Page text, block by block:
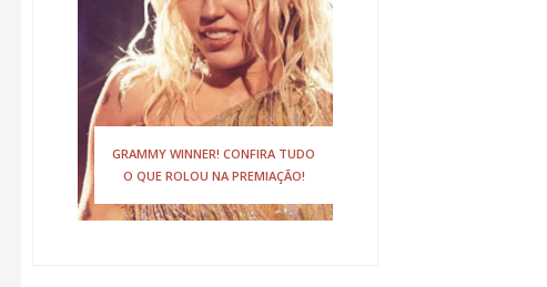
GRAMMY WINNER! CONFIRA TUDO
O QUE ROLOU NA PREMIAÇÃO!